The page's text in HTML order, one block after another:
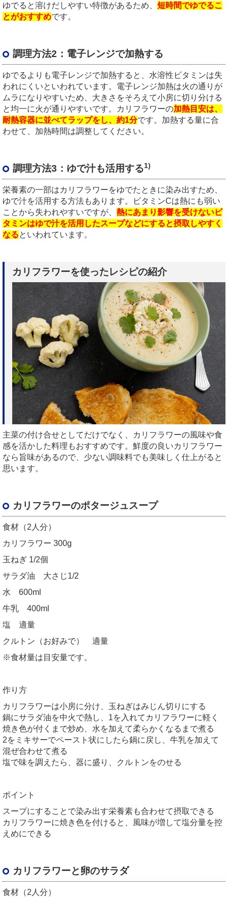
ゆでると溶けだしやすい特徴があるため、 短時間でゆでるこ
とがおすすめです。
調理方法2：電子レンジで加熱する
ゆでるよりも電子レンジで加熱すると、水溶性ビタミンは失
われにくいといわれています。電子レンジ加熱は火の通りが
ムラになりやすいため、大きさをそろえて小房に切り分ける
と均一に火が通りやすいです。カリフラワーの加熱目安は、
耐熱容器に並べてラップをし、約1分です。加熱する量に合
わせて、加熱時間は調整してください。
調理方法3：ゆで汁も活用する1)
栄養素の一部はカリフラワーをゆでたときに染み出すため、
ゆで汁を活用する方法もあります。ビタミンCは熱にも弱い
ことから失われやすいですが、 熱にあまり影響を受けないビ
タミンはゆで汁を活用したスープなどにすると摂取しやすく
なるといわれています。
カリフラワーを使ったレシピの紹介
主菜の付け合せとしてだけでなく、カリフラワーの風味や食
感を活かした料理もおすすめです。鮮度の良いカリフラワー
なら旨味があるので、少ない調味料でも美味しく仕上がると
思います。
カリフラワーのポタージュスープ
食材（2人分）
カリフラワー 300g
玉ねぎ 1/2個
サラダ油 大さじ1/2
水 600ml
牛乳 400ml
塩 適量
クルトン（お好みで） 適量
※食材量は目安量です。
作り方
カリフラワーは小房に分け、玉ねぎはみじん切りにする
鍋にサラダ油を中火で熱し、1を入れてカリフラワーに軽く
焼き色が付くまで炒め、水を加えて柔らかくなるまで煮る
2をミキサーでペースト状にしたら鍋に戻し、牛乳を加えて
混ぜ合わせて煮る
塩で味を調えたら、器に盛り、クルトンをのせる
ポイント
スープにすることで染み出す栄養素も合わせて摂取できる
カリフラワーに焼き色を付けると、風味が増して塩分量を控
えめにできる
カリフラワーと卵のサラダ
食材（2人分）